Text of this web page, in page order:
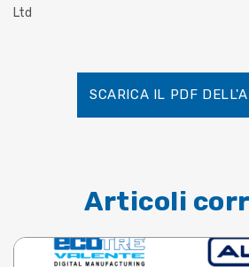
Ltd
SCARICA IL PDF
Articoli